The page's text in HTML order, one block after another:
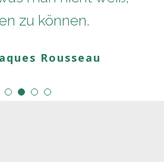
zu können.
Rousseau